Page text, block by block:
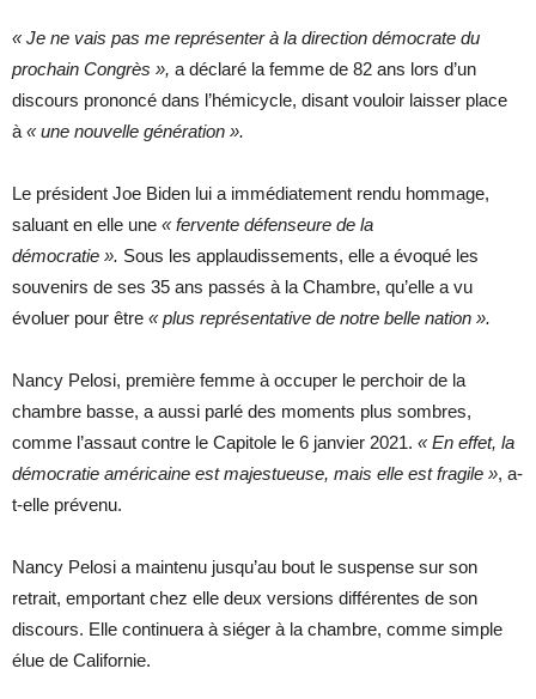
« Je ne vais pas me représenter à la direction démocrate du
prochain Congrès », a déclaré la femme de 82 ans lors d’un
discours prononcé dans l’hémicycle, disant vouloir laisser place
à« une nouvelle génération ».
Le président Joe Biden lui a immédiatement rendu hommage,
saluant en elle une « fervente défenseure de la
démocratie ». Sous les applaudissements, elle a évoqué les
souvenirs de ses 35 ans passés à la Chambre, qu’elle a vu
évoluer pour être « plus représentative de notre belle nation ».
Nancy Pelosi, première femme à occuper le perchoir de la
chambre basse, a aussi parlé des moments plus sombres,
comme l’assaut contre le Capitole le 6 janvier 2021. « En effet, la
démocratie américaine est majestueuse, mais elle est fragile », a-
t-elle prévenu.
Nancy Pelosi a maintenu jusqu’au bout le suspense sur son
retrait, emportant chez elle deux versions différentes de son
discours. Elle continuera à siéger à la chambre, comme simple
élue de Californie.